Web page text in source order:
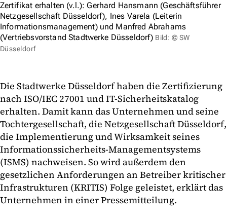
Zertifikat erhalten (v.l.): Gerhard Hansmann (Geschäftsführer
Netzgesellschaft Düsseldorf), Ines Varela (Leiterin
Informationsmanagement) und Manfred Abrahams
(Vertriebsvorstand Stadtwerke Düsseldorf) Bild: © SW
Düsseldorf
Die Stadtwerke Düsseldorf haben die Zertifizierung
nach ISO/IEC 27001 und IT-Sicherheitskatalog
erhalten. Damit kann das Unternehmen und seine
Tochtergesellschaft, die Netzgesellschaft Düsseldorf,
die Implementierung und Wirksamkeit seines
Informationssicherheits-Managementsystems
(ISMS) nachweisen. So wird außerdem den
gesetzlichen Anforderungen an Betreiber kritischer
Infrastrukturen (KRITIS) Folge geleistet, erklärt das
Unternehmen in einer Pressemitteilung.